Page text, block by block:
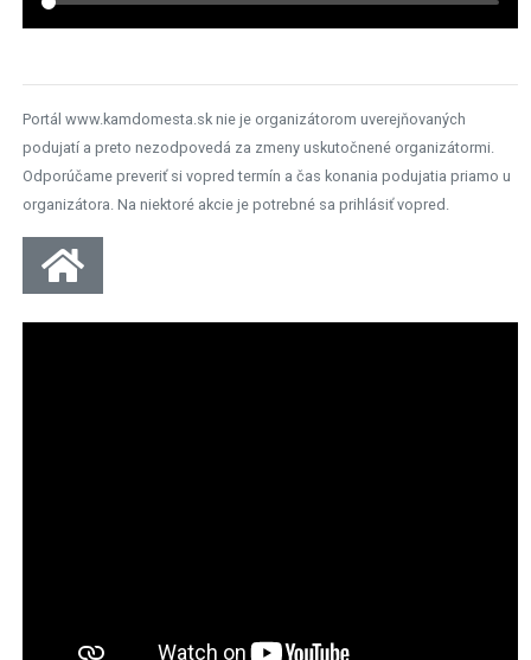
Portál www.kamdomesta.sk nie je organizátorom uverejňovaných
podujatí a preto nezodpovedá za zmeny uskutočnené organizátormi.
Odporúčame preveriť si vopred termín a čas konania podujatia priamo u
organizátora. Na niektoré akcie je potrebné sa prihlásiť vopred.